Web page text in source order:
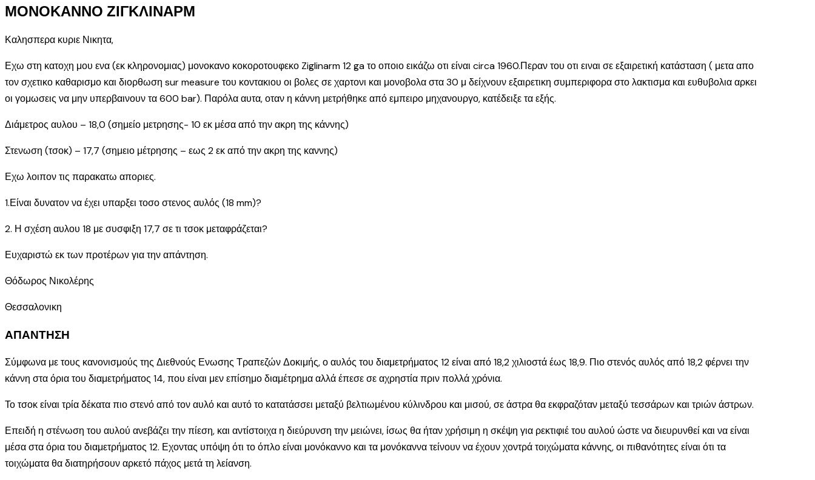
ΜΟΝΟΚΑΝΝΟ ΖΙΓΚΛΙΝΑΡΜ
Καλησπερα κυριε Νικητα,
Εχω στη κατοχη μου ενα (εκ κληρονομιας) μονοκανο κοκοροτουφεκο Ziglinarm 12 ga το οποιο εικάζω οτι είναι circa 1960.Περαν του οτι ειναι σε εξαιρετική κατάσταση ( μετα απο
τον σχετικο καθαρισμο και διορθωση sur measure του κοντακιου οι βολες σε χαρτονι και μονοβολα στα 30 μ δείχνουν εξαιρετικη συμπεριφορα στο λακτισμα και ευθυβολια αρκει
οι γομωσεις να μην υπερβαινουν τα 600 bar). Παρόλα αυτα, οταν η κάννη μετρήθηκε από εμπειρο μηχανουργο, κατέδειξε τα εξής.
Διάμετρος αυλου – 18,0 (σημείο μετρησης- 10 εκ μέσα από την ακρη της κάννης)
Στενωση (τσοκ) – 17,7 (σημειο μέτρησης – εως 2 εκ από την ακρη της καννης)
Εχω λοιπον τις παρακατω αποριες.
1.Είναι δυνατον να έχει υπαρξει τοσο στενος αυλός (18 mm)?
2. Η σχέση αυλου 18 με συσφιξη 17,7 σε τι τσοκ μεταφράζεται?
Ευχαριστώ εκ των προτέρων για την απάντηση.
Θόδωρος Νικολέρης
Θεσσαλονικη
ΑΠΑΝΤΗΣΗ
Σύμφωνα με τους κανονισμούς της Διεθνούς Ενωσης Τραπεζών Δοκιμής, ο αυλός του διαμετρήματος 12 είναι από 18,2 χιλιοστά έως 18,9. Πιο στενός αυλός από 18,2 φέρνει την
κάννη στα όρια του διαμετρήματος 14, που είναι μεν επίσημο διαμέτρημα αλλά έπεσε σε αχρηστία πριν πολλά χρόνια.
Το τσοκ είναι τρία δέκατα πιο στενό από τον αυλό και αυτό το κατατάσσει μεταξύ βελτιωμένου κύλινδρου και μισού, σε άστρα θα εκφραζόταν μεταξύ τεσσάρων και τριών άστρων.
Επειδή η στένωση του αυλού ανεβάζει την πίεση, και αντίστοιχα η διεύρυνση την μειώνει, ίσως θα ήταν χρήσιμη η σκέψη για ρεκτιφιέ του αυλού ώστε να διευρυνθεί και να είναι
μέσα στα όρια του διαμετρήματος 12. Εχοντας υπόψη ότι το όπλο είναι μονόκαννο και τα μονόκαννα τείνουν να έχουν χοντρά τοιχώματα κάννης, οι πιθανότητες είναι ότι τα
τοιχώματα θα διατηρήσουν αρκετό πάχος μετά τη λείανση.